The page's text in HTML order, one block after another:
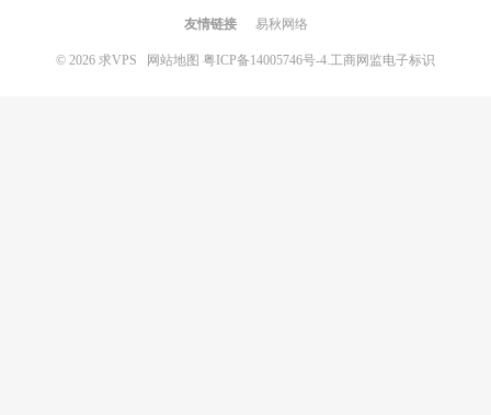
友情链接 易秋网络
© 2026 求VPS 网站地图 粤ICP备14005746号-4.工商网监电子标识